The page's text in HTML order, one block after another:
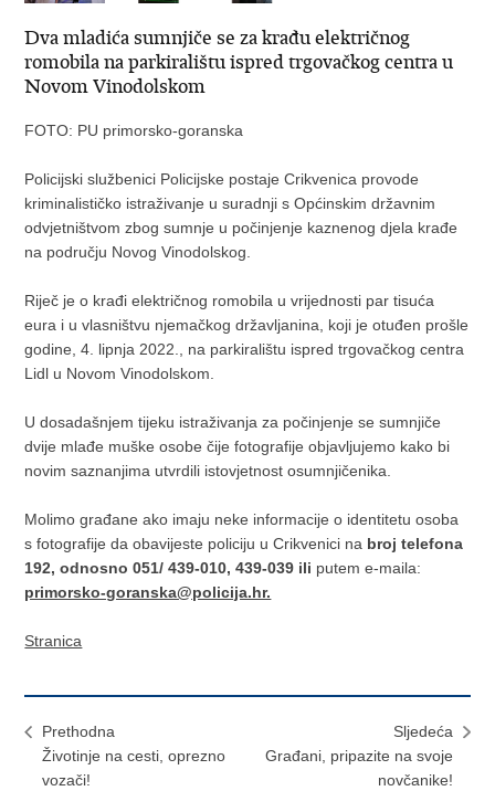
Dva mladića sumnjiče se za krađu električnog
romobila na parkiralištu ispred trgovačkog centra u
Novom Vinodolskom
FOTO: PU primorsko-goranska
Policijski službenici Policijske postaje Crikvenica provode
kriminalističko istraživanje u suradnji s Općinskim državnim
odvjetništvom zbog sumnje u počinjenje kaznenog djela krađe
na području Novog Vinodolskog.
Riječ je o krađi električnog romobila u vrijednosti par tisuća
eura i u vlasništvu njemačkog državljanina, koji je otuđen prošle
godine, 4. lipnja 2022., na parkiralištu ispred trgovačkog centra
Lidl u Novom Vinodolskom.
U dosadašnjem tijeku istraživanja za počinjenje se sumnjiče
dvije mlađe muške osobe čije fotografije objavljujemo kako bi
novim saznanjima utvrdili istovjetnost osumnjičenika.
Molimo građane ako imaju neke informacije o identitetu osoba
s fotografije da obavijeste policiju u Crikvenici na broj telefona
192, odnosno 051/ 439-010, 439-039 ili putem e-maila:
primorsko-goranska@policija.hr.
Stranica
Prethodna
Životinje na cesti, oprezno
vozači!
Sljedeća
Građani, pripazite na svoje
novčanike!